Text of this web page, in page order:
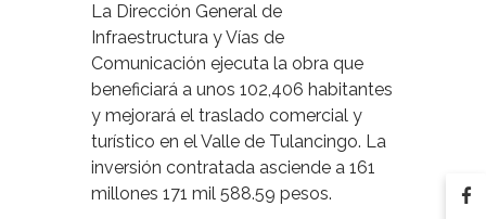
La Dirección General de
Infraestructura y Vías de
Comunicación ejecuta la obra que
beneficiará a unos 102,406 habitantes
y mejorará el traslado comercial y
turístico en el Valle de Tulancingo. La
inversión contratada asciende a 161
millones 171 mil 588.59 pesos.